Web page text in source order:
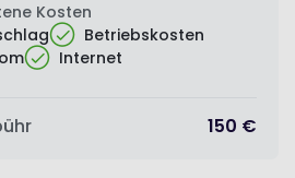
Kosten
Betriebskosten
Internet
150 €